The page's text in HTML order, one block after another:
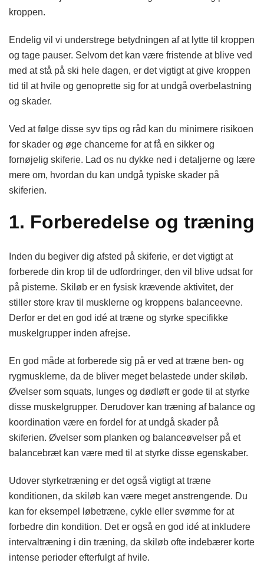
kroppen.
Endelig vil vi understrege betydningen af at lytte til kroppen
og tage pauser. Selvom det kan være fristende at blive ved
med at stå på ski hele dagen, er det vigtigt at give kroppen
tid til at hvile og genoprette sig for at undgå overbelastning
og skader.
Ved at følge disse syv tips og råd kan du minimere risikoen
for skader og øge chancerne for at få en sikker og
fornøjelig skiferie. Lad os nu dykke ned i detaljerne og lære
mere om, hvordan du kan undgå typiske skader på
skiferien.
1. Forberedelse og træning
Inden du begiver dig afsted på skiferie, er det vigtigt at
forberede din krop til de udfordringer, den vil blive udsat for
på pisterne. Skiløb er en fysisk krævende aktivitet, der
stiller store krav til musklerne og kroppens balanceevne.
Derfor er det en god idé at træne og styrke specifikke
muskelgrupper inden afrejse.
En god måde at forberede sig på er ved at træne ben- og
rygmusklerne, da de bliver meget belastede under skiløb.
Øvelser som squats, lunges og dødløft er gode til at styrke
disse muskelgrupper. Derudover kan træning af balance og
koordination være en fordel for at undgå skader på
skiferien. Øvelser som planken og balanceøvelser på et
balancebræt kan være med til at styrke disse egenskaber.
Udover styrketræning er det også vigtigt at træne
konditionen, da skiløb kan være meget anstrengende. Du
kan for eksempel løbetræne, cykle eller svømme for at
forbedre din kondition. Det er også en god idé at inkludere
intervaltræning i din træning, da skiløb ofte indebærer korte
intense perioder efterfulgt af hvile.